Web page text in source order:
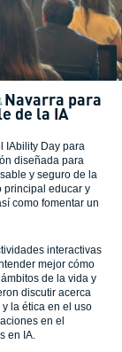
para
de la IA
IAbility Day para
diseñada para
y seguro de la
principal educar y
como fomentar un
interactivas
mejor cómo
de la vida y
discutir acerca
la ética en el uso
en el
en IA.